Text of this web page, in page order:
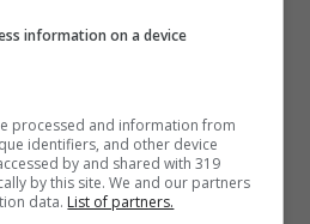
di carbonio, sistema
elettrico,
e posteriori a doppio
con camber/caster
barre antirollio anteriori e
information on a device
processed and information from
identifiers, and other device
by and shared with 319
by this site. We and our partners
data. List of partners.